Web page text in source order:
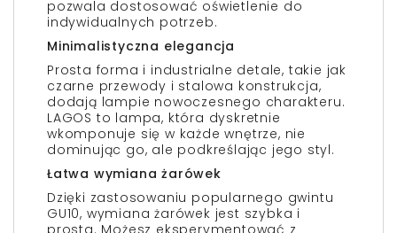
pozwala dostosować oświetlenie do
indywidualnych potrzeb.
Minimalistyczna elegancja
Prosta forma i industrialne detale, takie jak
czarne przewody i stalowa konstrukcja,
dodają lampie nowoczesnego charakteru.
LAGOS to lampa, która dyskretnie
wkomponuje się w każde wnętrze, nie
dominując go, ale podkreślając jego styl.
Łatwa wymiana żarówek
Dzięki zastosowaniu popularnego gwintu
GU10, wymiana żarówek jest szybka i